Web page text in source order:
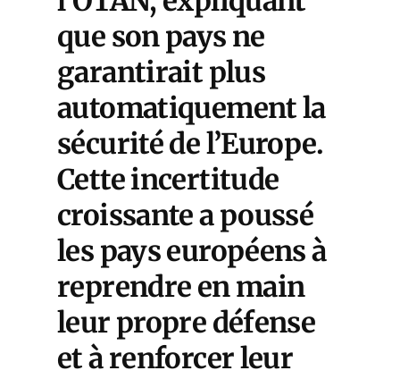
que son pays ne
garantirait plus
automatiquement la
sécurité de l’Europe.
Cette incertitude
croissante a poussé
les pays européens à
reprendre en main
leur propre défense
et à renforcer leur